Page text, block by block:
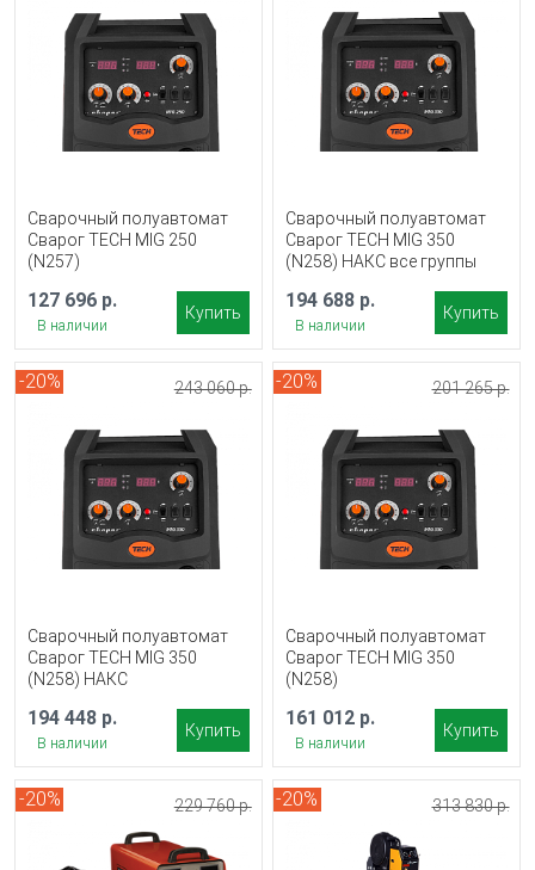
Сварочный полуавтомат
Сварог TECH MIG 250
(N257)
127 696 р.
В наличии
Купить
Сварочный полуавтомат
Сварог TECH MIG 350
(N258) НАКС все группы
194 688 р.
В наличии
Купить
-20%
Сварочный полуавтомат
Сварог TECH MIG 350
(N258) НАКС
194 448 р.
В наличии
243 060 р.
Купить
-20%
Сварочный полуавтомат
Сварог TECH MIG 350
(N258)
161 012 р.
В наличии
201 265 р.
Купить
-20% 229 760 р. -20% 313 830 р.